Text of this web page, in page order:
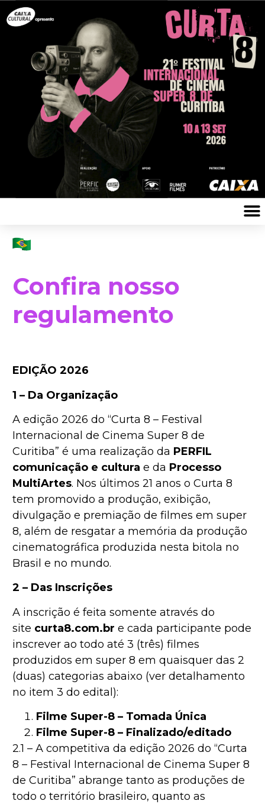
Confira nosso
regulamento
EDIÇÃO 2026
1 – Da Organização
A edição 2026 do “Curta 8 – Festival
Internacional de Cinema Super 8 de
Curitiba” é uma realização da PERFIL
comunicação e cultura e da Processo
MultiArtes. Nos últimos 21 anos o Curta 8
tem promovido a produção, exibição,
divulgação e premiação de filmes em super
8, além de resgatar a memória da produção
cinematográfica produzida nesta bitola no
Brasil e no mundo.
2 – Das Inscrições
A inscrição é feita somente através do
site curta8.com.br e cada participante pode
inscrever ao todo até 3 (três) filmes
produzidos em super 8 em quaisquer das 2
(duas) categorias abaixo (ver detalhamento
no item 3 do edital):
Filme Super-8 – Tomada Única
Filme Super-8 – Finalizado/editado
2.1 – A competitiva da edição 2026 do “Curta
8 – Festival Internacional de Cinema Super 8
de Curitiba” abrange tanto as produções de
todo o território brasileiro, quanto as